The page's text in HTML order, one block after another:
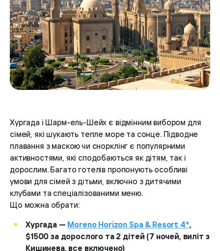
Хургада і Шарм-ель-Шейх є відмінним вибором для
сімей, які шукають тепле море та сонце. Підводне
плавання з маскою чи снорклінг є популярними
активностями, які сподобаються як дітям, так і
дорослим. Багато готелів пропонують особливі
умови для сімей з дітьми, включно з дитячими
клубами та спеціалізованими меню.
Що можна обрати:
Хургада — Moreno Horizon Spa & Resort 4*,
$1500 за дорослого та 2 дітей (7 ночей, виліт з
Кишинева, все включено)